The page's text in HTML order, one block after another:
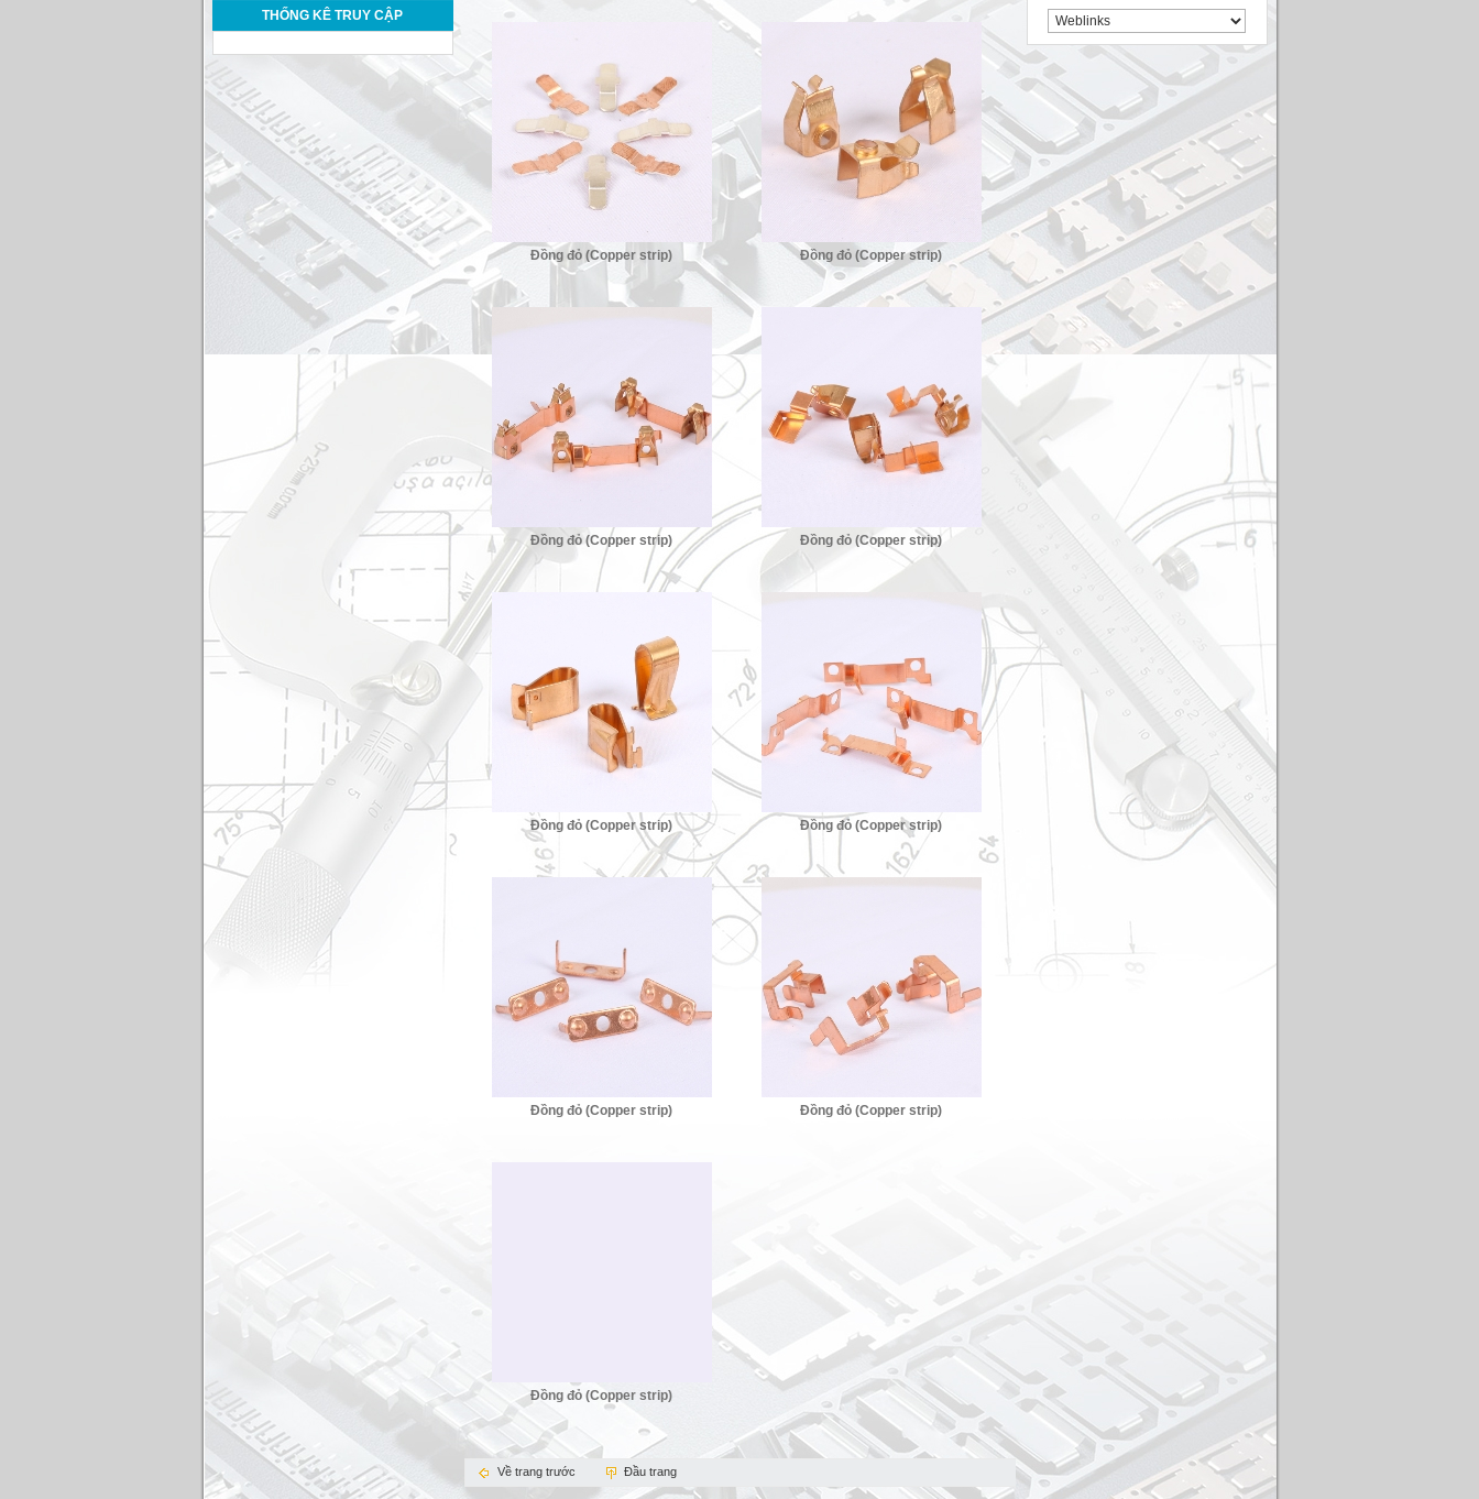
Đồng ẩn (Phosphor Bronze strip)
Thép nhiệt luyện
Thau(Brass Strip)
Thau(Brass Strip)
Thép xi
THỐNG KÊ TRUY CẬP
Đồng đỏ (Copper strip) Đồng đỏ (Copper strip)
Đồng đỏ (Copper strip) Đồng đỏ (Copper strip)
Đồng đỏ (Copper strip) Đồng đỏ (Copper strip)
Đồng đỏ (Copper strip) Đồng đỏ (Copper strip)
Đồng đỏ (Copper strip)
Về trang trước Đầu trang